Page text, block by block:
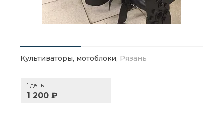
Культиваторы, мотоблоки, Рязань
1 день
1 200 ₽